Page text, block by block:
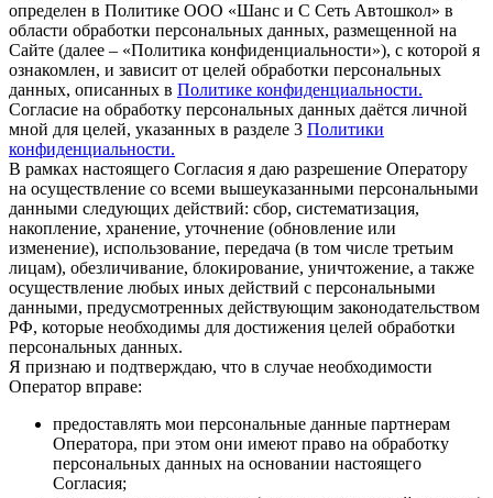
определен в Политике ООО «Шанс и С Сеть Автошкол» в
области обработки персональных данных, размещенной на
Сайте (далее – «Политика конфиденциальности»), с которой я
ознакомлен, и зависит от целей обработки персональных
данных, описанных в Политике конфиденциальности.
Согласие на обработку персональных данных даётся личной
мной для целей, указанных в разделе 3 Политики
конфиденциальности.
В рамках настоящего Согласия я даю разрешение Оператору
на осуществление со всеми вышеуказанными персональными
данными следующих действий: сбор, систематизация,
накопление, хранение, уточнение (обновление или
изменение), использование, передача (в том числе третьим
лицам), обезличивание, блокирование, уничтожение, а также
осуществление любых иных действий с персональными
данными, предусмотренных действующим законодательством
РФ, которые необходимы для достижения целей обработки
персональных данных.
Я признаю и подтверждаю, что в случае необходимости
Оператор вправе:
предоставлять мои персональные данные партнерам
Оператора, при этом они имеют право на обработку
персональных данных на основании настоящего
Согласия;